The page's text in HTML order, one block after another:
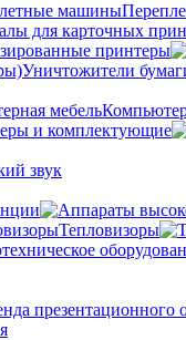
принтеры
Уничтожители
и комплектующие
звук
Тепловизоры